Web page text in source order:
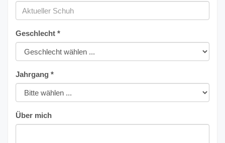
Geschlecht *
Jahrgang *
Über mich